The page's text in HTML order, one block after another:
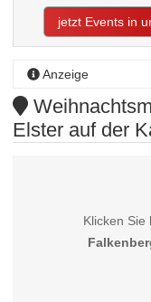
jetzt Events in
Anzeige
Elster auf der
Klicken Sie